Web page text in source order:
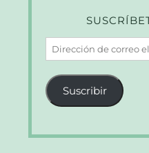
Dirección
de
correo
electrónico
Suscribir